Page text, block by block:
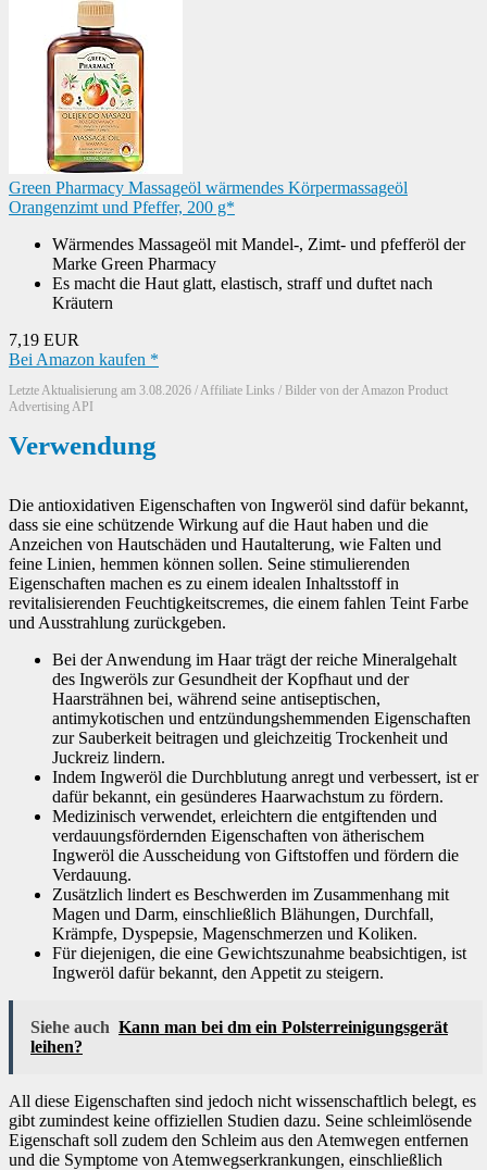
Green Pharmacy Massageöl wärmendes Körpermassageöl
Orangenzimt und Pfeffer, 200 g*
Wärmendes Massageöl mit Mandel-, Zimt- und pfefferöl der
Marke Green Pharmacy
Es macht die Haut glatt, elastisch, straff und duftet nach
Kräutern
7,19 EUR
Bei Amazon kaufen *
Letzte Aktualisierung am 3.08.2026 / Affiliate Links / Bilder von der Amazon Product
Advertising API
Verwendung
Die antioxidativen Eigenschaften von Ingweröl sind dafür bekannt,
dass sie eine schützende Wirkung auf die Haut haben und die
Anzeichen von Hautschäden und Hautalterung, wie Falten und
feine Linien, hemmen können sollen. Seine stimulierenden
Eigenschaften machen es zu einem idealen Inhaltsstoff in
revitalisierenden Feuchtigkeitscremes, die einem fahlen Teint Farbe
und Ausstrahlung zurückgeben.
Bei der Anwendung im Haar trägt der reiche Mineralgehalt
des Ingweröls zur Gesundheit der Kopfhaut und der
Haarsträhnen bei, während seine antiseptischen,
antimykotischen und entzündungshemmenden Eigenschaften
zur Sauberkeit beitragen und gleichzeitig Trockenheit und
Juckreiz lindern.
Indem Ingweröl die Durchblutung anregt und verbessert, ist er
dafür bekannt, ein gesünderes Haarwachstum zu fördern.
Medizinisch verwendet, erleichtern die entgiftenden und
verdauungsfördernden Eigenschaften von ätherischem
Ingweröl die Ausscheidung von Giftstoffen und fördern die
Verdauung.
Zusätzlich lindert es Beschwerden im Zusammenhang mit
Magen und Darm, einschließlich Blähungen, Durchfall,
Krämpfe, Dyspepsie, Magenschmerzen und Koliken.
Für diejenigen, die eine Gewichtszunahme beabsichtigen, ist
Ingweröl dafür bekannt, den Appetit zu steigern.
Siehe auch Kann man bei dm ein Polsterreinigungsgerät
leihen?
All diese Eigenschaften sind jedoch nicht wissenschaftlich belegt, es
gibt zumindest keine offiziellen Studien dazu. Seine schleimlösende
Eigenschaft soll zudem den Schleim aus den Atemwegen entfernen
und die Symptome von Atemwegserkrankungen, einschließlich